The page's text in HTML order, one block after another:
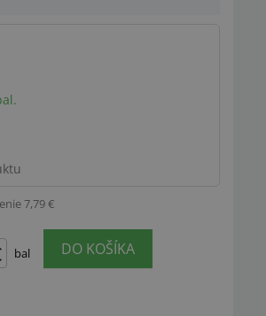
7,79 €
bal DO KOŠÍKA